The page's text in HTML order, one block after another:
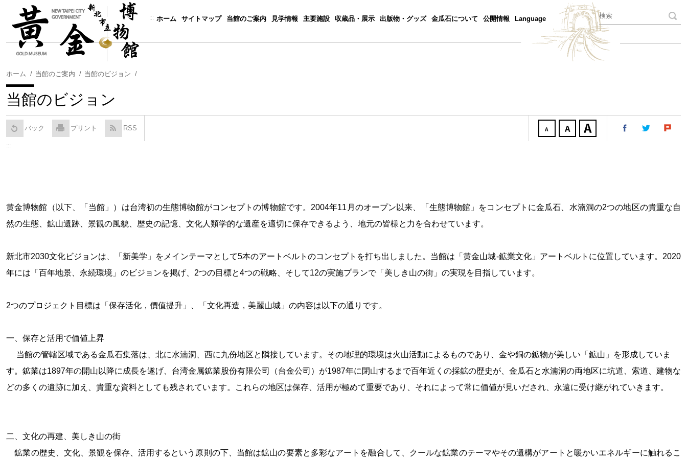
::: ホーム サイトマップ 当館のご案内 見学情報 主要施設 収蔵品・展示 出版物・グッズ 金瓜石について 公開情報 Language
ホーム 当館のご案内 当館のビジョン
当館のビジョン
バック プリント RSS
:::
黄金博物館（以下、「当館」）は台湾初の生態博物館がコンセプトの博物館です。 2004年11 月のオープン以来、「生態博物館」 をコンセプトに金瓜石、水湳洞の2つの地区の貴重な自
然の生態、鉱山遺跡、景観の風貌、歴史の記憶、文化人類学的な遺産を適切に保存できるよう、地元の皆様と力を合わせています。
新北市2030文化ビジョンは、「新美学」をメインテーマとして5本のアートベルトのコンセプトを打ち出しました。当館は「黄金山城-鉱業文化」アートベルトに位置しています。 2020
年には「百年地景、永続環境」のビジョンを掲げ、 2つの目標と4つの戦略、そして12の実施プランで「美しき山の街」の実現を目指しています。
2つのプロジェクト目標は「保存活化，價值提升」、「文化再造，美麗山城」の内容は以下の通りです。
一、 保存と活用で価値上昇
当館の管轄区域である金瓜石集落は、北に水湳洞、西に九份地区と隣接しています。その地理的環境は火山活動によるものであり、金や銅の鉱物が美しい「鉱山」を形成していま
す。鉱業は1897年の開山以降に成長を遂げ、台湾金属鉱業股份有限公司（台金公司）が1987年に閉山するまで百年近くの採鉱の歴史が、金瓜石と水湳洞の両地区に坑道、索道、建物な
どの多くの遺跡に加え、貴重な資料としても残されています。これらの地区は保存、活用が極めて重要であり、それによって常に価値が見いだされ、永遠に受け継がれていきます。
二、 文化の再建、美しき山の街
鉱業の歴史、文化、景観を保存、活用するという原則の下、当館は鉱山の要素と多彩なアートを融合して、クールな鉱業のテーマやその遺構がアートと暖かいエネルギーに触れるこ